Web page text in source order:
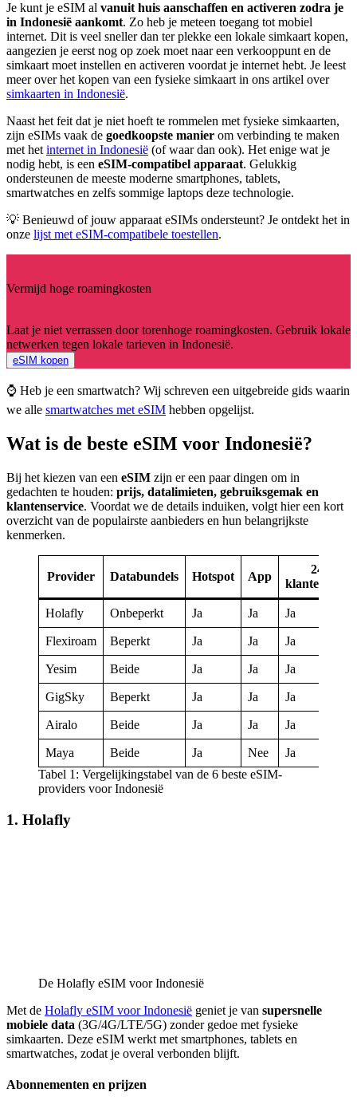
Je kunt je eSIM al vanuit huis aanschaffen en activeren zodra je
in Indonesië aankomt. Zo heb je meteen toegang tot mobiel
internet. Dit is veel sneller dan ter plekke een lokale simkaart kopen,
aangezien je eerst nog op zoek moet naar een verkooppunt en de
simkaart moet instellen en activeren voordat je internet hebt. Je leest
meer over het kopen van een fysieke simkaart in ons artikel over
simkaarten in Indonesië.
Naast het feit dat je niet hoeft te rommelen met fysieke simkaarten,
zijn eSIMs vaak de goedkoopste manier om verbinding te maken
met het internet in Indonesië (of waar dan ook). Het enige wat je
nodig hebt, is een eSIM-compatibel apparaat. Gelukkig
ondersteunen de meeste moderne smartphones, tablets,
smartwatches en zelfs sommige laptops deze technologie.
💡 Benieuwd of jouw apparaat eSIMs ondersteunt? Je ontdekt het in
onze lijst met eSIM-compatibele toestellen.
Vermijd hoge roamingkosten
Laat je niet verrassen door torenhoge roamingkosten. Gebruik lokale
netwerken tegen lokale tarieven in Indonesië.
eSIM kopen
⌚ Heb je een smartwatch? Wij schreven een uitgebreide gids waarin
we alle smartwatches met eSIM hebben opgelijst.
Wat is de beste eSIM voor Indonesië?
Bij het kiezen van een eSIM zijn er een paar dingen om in
gedachten te houden: prijs, datalimieten, gebruiksgemak en
klantenservice. Voordat we de details induiken, volgt hier een kort
overzicht van de populairste aanbieders en hun belangrijkste
kenmerken.
Provider Databundels Hotspot App
24/7
klantendienst
Holafly Onbeperkt Ja Ja Ja
Flexiroam Beperkt Ja Ja Ja
Yesim Beide Ja Ja Ja
GigSky Beperkt Ja Ja Ja
Airalo Beide Ja Ja Ja
Maya Beide Ja Nee
Ja
Tabel 1: Vergelijkingstabel van de 6 beste eSIM-
providers voor Indonesië
1. Holafly
De Holafly eSIM voor Indonesië
Met de Holafly eSIM voor Indonesië geniet je van supersnelle
mobiele data (3G/4G/LTE/5G) zonder gedoe met fysieke
simkaarten. Deze eSIM werkt met smartphones, tablets en
smartwatches, zodat je overal verbonden blijft.
Abonnementen en prijzen